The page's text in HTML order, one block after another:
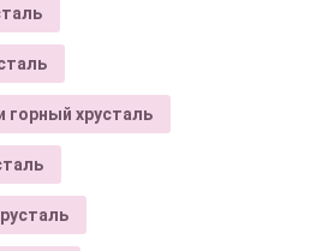
горный хрусталь